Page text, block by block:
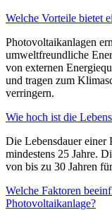
Welche Vorteile bietet
Photovoltaikanlagen
umweltfreundliche
von externen
und tragen zum
verringern.
Wie hoch ist die
Die Lebensdauer einer
mindestens 25 Jahre.
von bis zu 30 Jahren
Welche Faktoren
Photovoltaikanlage?